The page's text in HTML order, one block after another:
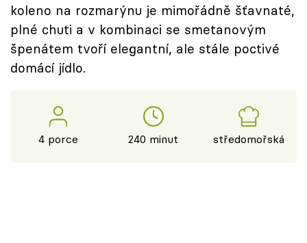
koleno na rozmarýnu je mimořádně šťavnaté,
plné chuti a v kombinaci se smetanovým
špenátem tvoří elegantní, ale stále poctivé
domácí jídlo.
4 porce 240 minut středomořská